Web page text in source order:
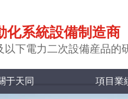
化系統設備制造商
以下電力二次設備産品的
于天同 項目業